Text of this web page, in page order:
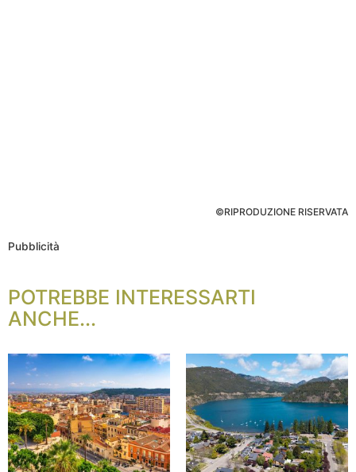
©RIPRODUZIONE RISERVATA
Pubblicità
POTREBBE INTERESSARTI
ANCHE...